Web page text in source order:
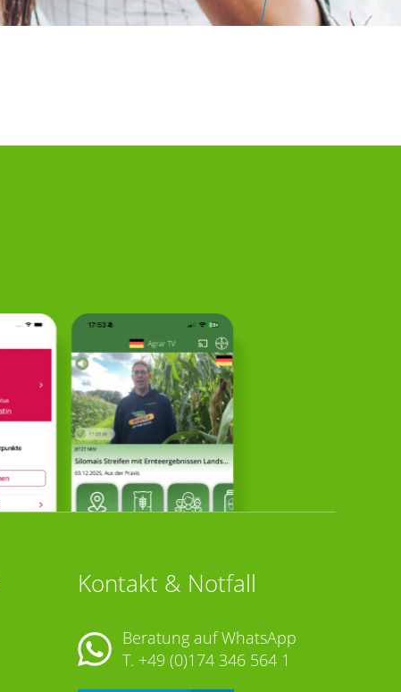
Kontakt & Notfall
Beratung auf WhatsApp
T. +49 (0)174 346 564 1